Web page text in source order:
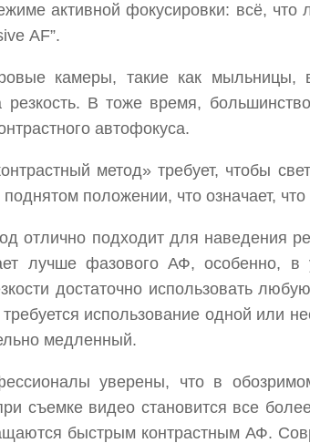
активной фокусировки: всё,
AF”.
камеры, такие как мыльницы,
резкость. В тоже время,
автофокуса.
метод» требует, чтобы
поднятом положении, что означает,
отлично подходит для наведения
лучше фазового АФ, особенно, в
достаточно использовать
использование одной или
медленный.
уверены, что в
съемке видео становится все
быстрым контрастным АФ.